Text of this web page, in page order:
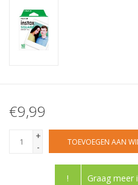
€9,99
+
-
TOEVOEGEN AAN
! Graag meer